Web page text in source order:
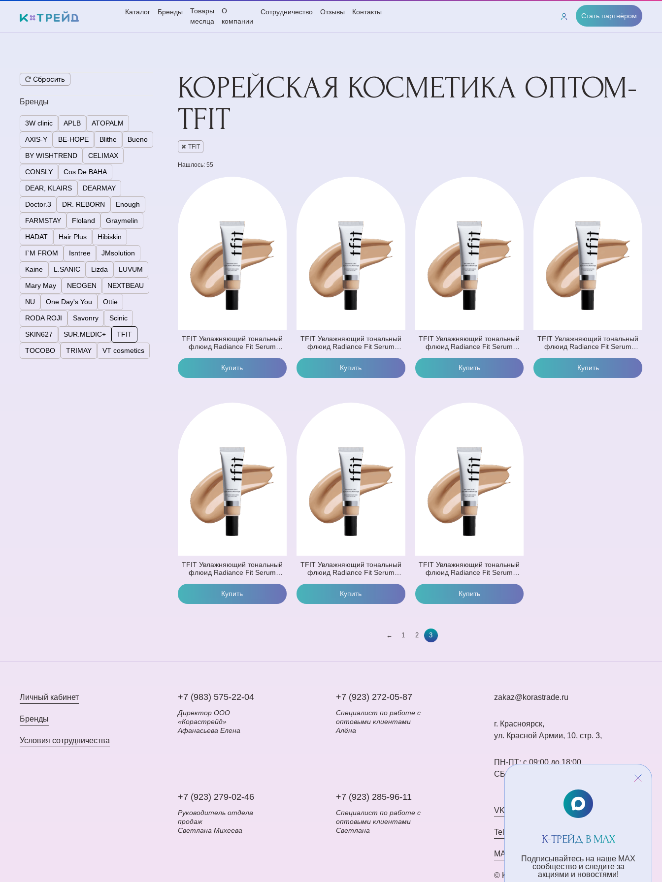
Каталог Бренды
Товары
месяца
О
компании
Сотрудничество Отзывы Контакты Стать партнёром
Сбросить
Бренды
3W clinic APLB ATOPALM
AXIS-Y BE-HOPE Blithe Bueno
BY WISHTREND CELIMAX
CONSLY Cos De BAHA
DEAR, KLAIRS DEARMAY
Doctor.3 DR. REBORN Enough
FARMSTAY Floland Graymelin
HADAT Hair Plus Hibiskin
I`M FROM Isntree JMsolution
Kaine L.SANIC Lizda LUVUM
Mary May NEOGEN NEXTBEAU
NU One Day's You Ottie
RODA ROJI Savonry Scinic
SKIN627 SUR.MEDIC+ TFIT
TOCOBO TRIMAY VT cosmetics
КОРЕЙСКАЯ КОСМЕТИКА ОПТОМ-
TFIT
TFIT
Нашлось: 55
TFIT Увлажняющий тональный
флюид Radiance Fit Serum
TFIT Увлажняющий тональный
флюид Radiance Fit Serum
TFIT Увлажняющий тональный
флюид Radiance Fit Serum
TFIT Увлажняющий тональный
флюид Radiance Fit Serum
TFIT Увлажняющий тональный
флюид Radiance Fit Serum
(Нейтральный Тёмно-Бежевый)
TFIT Увлажняющий тональный
флюид Radiance Fit Serum
TFIT Увлажняющий тональный
флюид Radiance Fit Serum
← 1 2 3
Личный кабинет
Бренды
Условия сотрудничества
+7 (983) 575-22-04
Директор ООО
«Корастрейд»
Афанасьева Елена
+7 (923) 272-05-87
Специалист по работе с
оптовыми клиентами
Алёна
+7 (923) 279-02-46
Руководитель отдела
продаж
Светлана Михеева
+7 (923) 285-96-11
Специалист по работе с
оптовыми клиентами
Светлана
zakaz@korastrade.ru
г. Красноярск,
ул. Красной Армии, 10, стр. 3,
ПН-ПТ: с 09:00 до 18:00
СБ-ВС: выходной
VK
Telegram
MAX
© K-ТРЕЙД
К-ТРЕЙД В MAX
Подписывайтесь на наше MAX
сообщество и следите за
акциями и новостями!